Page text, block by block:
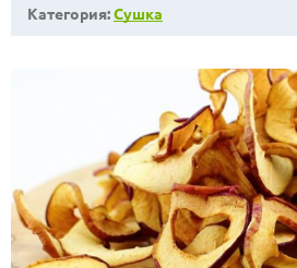
Категория:Сушка